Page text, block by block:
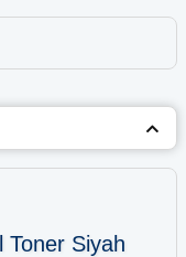
Toner Siyah